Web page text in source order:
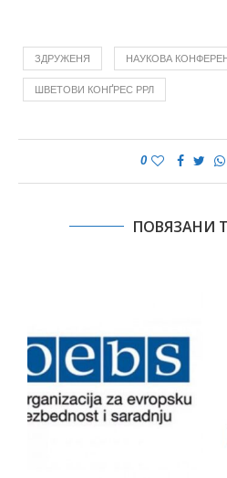
ЗДРУЖЕНЯ НАУКОВА
ШВЕТОВИ КОНҐРЕС РРЛ
0
ПОВЯЗАНИ